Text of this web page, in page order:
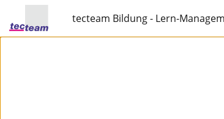
tecteam Bildung - Lern-